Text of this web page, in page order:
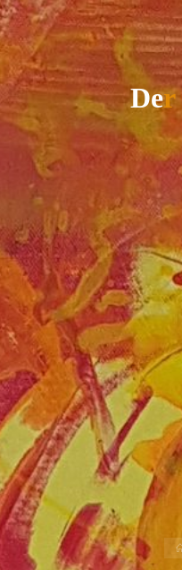
Der